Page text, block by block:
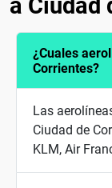
¿Cuales
Corrientes?
Las
Ciudad de
KLM, Air